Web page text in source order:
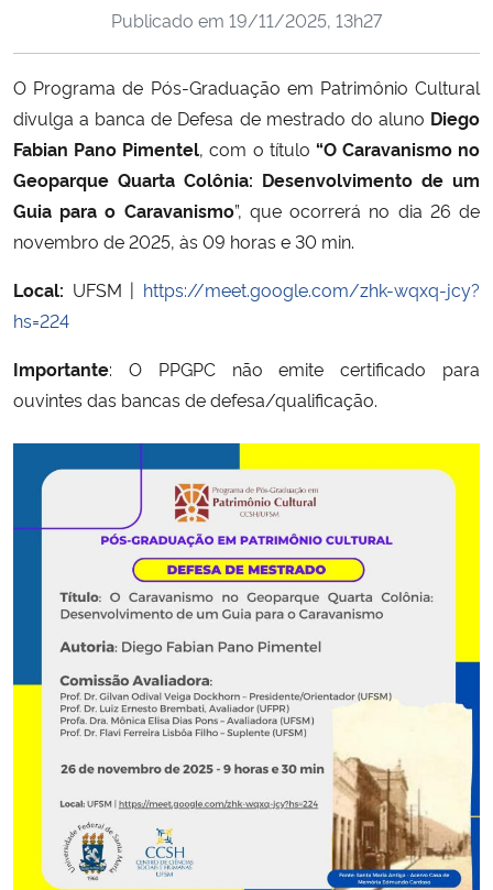
Ministério da Cidadania
Ministério de Minas e Energia
Ministério da Ciência, Tecnologia, Inovações e Comunicações
Ministério do Meio Ambiente
Ministério do Desenvolvimento Regional
Ministério da Mulher, da Família e dos Direitos Humanos
Secretaria-Geral
Secretaria de Governo
Gabinete de Segurança Institucional
Advocacia-Geral da União
Banco Central do Brasil
Publicado em 19/11/2025, 13h27
O Programa de Pós-Graduação em Patrimônio Cultural
divulga a banca de Defesa de mestrado do aluno Diego
Fabian Pano Pimentel, com o título “O Caravanismo no
Geoparque Quarta Colônia: Desenvolvimento de um
Guia para o Caravanismo”, que ocorrerá no dia 26 de
novembro de 2025, às 09 horas e 30 min.
Local: UFSM | https://meet.google.com/zhk-wqxq-jcy?
hs=224
Importante: O PPGPC não emite certificado para
ouvintes das bancas de defesa/qualificação.